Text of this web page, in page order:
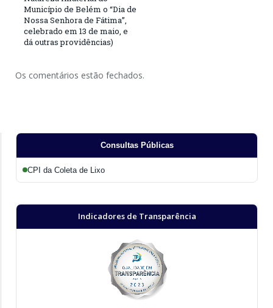
Município de Belém o “Dia de
Nossa Senhora de Fátima”,
celebrado em 13 de maio, e
dá outras providências)
Os comentários estão fechados.
Consultas Públicas
CPI da Coleta de Lixo
Indicadores de Transparência